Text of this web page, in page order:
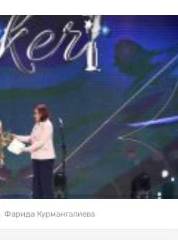
Фарида Курмангалиева